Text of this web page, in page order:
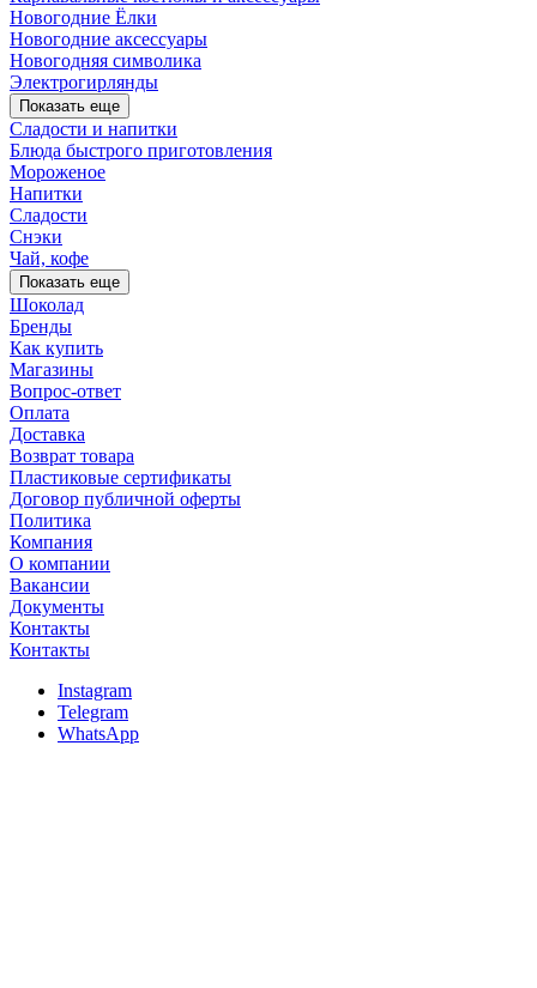
Новогодние Ёлки
Новогодние аксессуары
Новогодняя символика
Электрогирлянды
Показать еще
Сладости и напитки
Блюда быстрого приготовления
Мороженое
Напитки
Сладости
Снэки
Чай, кофе
Показать еще
Шоколад
Бренды
Как купить
Магазины
Вопрос-ответ
Оплата
Доставка
Возврат товара
Пластиковые сертификаты
Договор публичной оферты
Политика
Компания
О компании
Вакансии
Документы
Контакты
Контакты
Instagram
Telegram
WhatsApp